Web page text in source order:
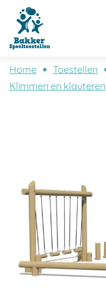
Home Toestellen
Klimmen en klauteren